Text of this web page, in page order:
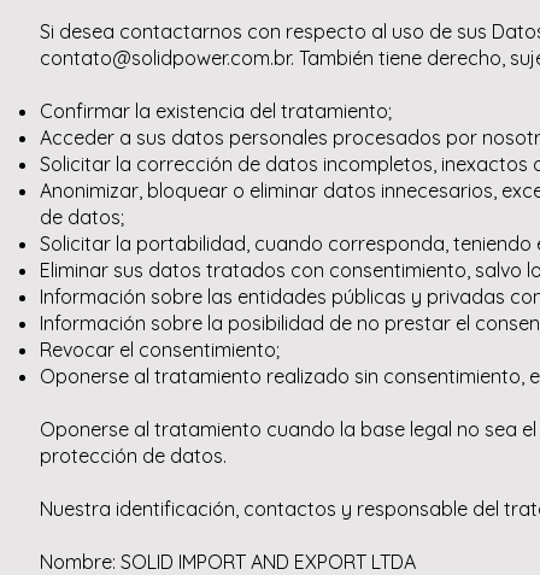
Si desea contactarnos con respecto al uso de sus
contato@solidpower.com.br. También tiene derecho,
Confirmar la existencia del tratamiento;
Acceder a sus datos personales procesados ​​por
Solicitar la corrección de datos incompletos, inexactos
Anonimizar, bloquear o eliminar datos innecesarios,
de datos;
Solicitar la portabilidad, cuando corresponda,
Eliminar sus datos tratados con consentimiento, salvo
Información sobre las entidades públicas y privadas
Información sobre la posibilidad de no prestar el
Revocar el consentimiento;
Oponerse al tratamiento realizado sin consentimiento,
Oponerse al tratamiento cuando la base legal no sea
protección de datos.
Nuestra identificación, contactos y responsable del
Nombre: SOLID IMPORT AND EXPORT LTDA